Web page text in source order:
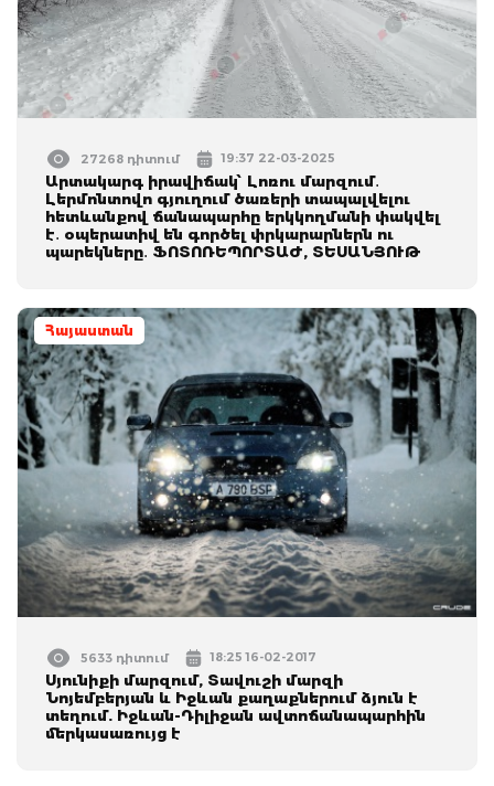
27268 դիտում 19:37 22-03-2025
Արտակարգ իրավիճակ՝ Լոռու մարզում․
Լերմոնտովո գյուղում ծառերի տապալվելու
հետևանքով ճանապարհը երկկողմանի փակվել
է․ օպերատիվ են գործել փրկարարներն ու
պարեկները․ ՖՈՏՈՌԵՊՈՐՏԱԺ, ՏԵՍԱՆՅՈՒԹ
Հայաստան
5633 դիտում 18:25 16-02-2017
Սյունիքի մարզում, Տավուշի մարզի
Նոյեմբերյան և Իջևան քաղաքներում ձյուն է
տեղում. Իջևան-Դիլիջան ավտոճանապարհին
մերկասառույց է